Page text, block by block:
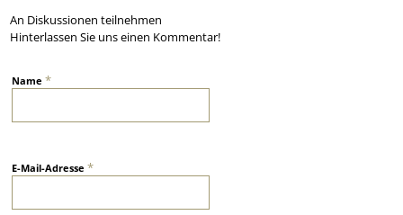
An Diskussionen teilnehmen
Hinterlassen Sie uns einen Kommentar!
Name*
E-Mail-Adresse*